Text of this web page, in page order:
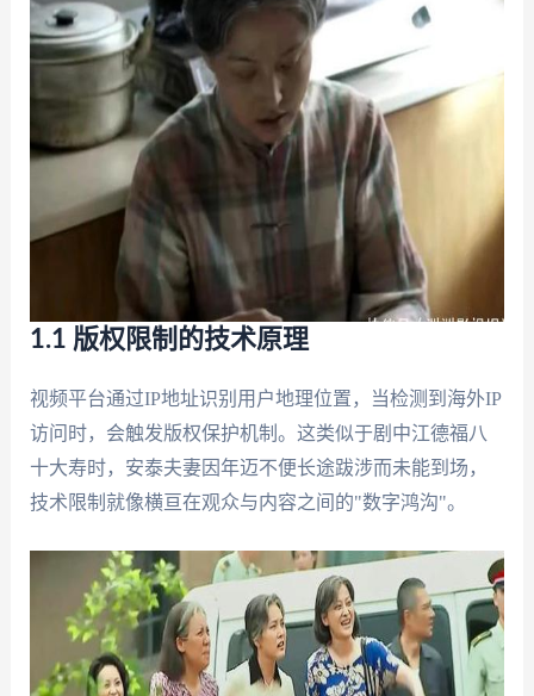
1.1 版权限制的技术原理
视频平台通过IP地址识别用户地理位置，当检测到海外IP
访问时，会触发版权保护机制。这类似于剧中江德福八
十大寿时，安泰夫妻因年迈不便长途跋涉而未能到场，
技术限制就像横亘在观众与内容之间的"数字鸿沟"。